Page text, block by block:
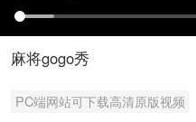
麻将gogo秀
PC端网站可下载高清原版视频